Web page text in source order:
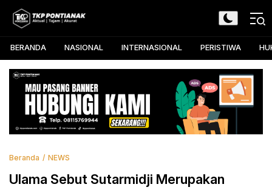
TKP Pontianak
Aktual, Tajam, dan Akurat
BERANDA NASIONAL INTERNASIONAL PERISTIWA
Beranda NEWS
Ulama Sebut Sutarmidji Merupakan